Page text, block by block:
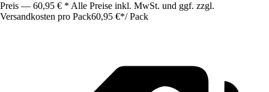
Preis — 60,95 € * Alle Preise inkl. MwSt. und ggf. zzgl.
Versandkosten pro Pack60,95 €*/ Pack